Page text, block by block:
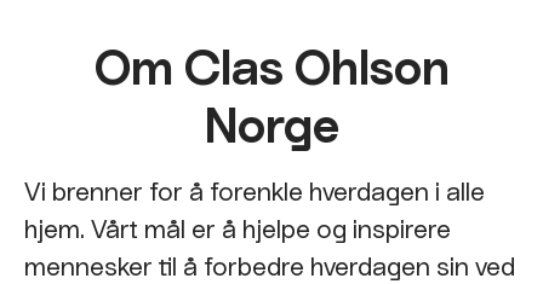
Om Clas Ohlson
Norge
Vi brenner for å forenkle hverdagen i alle
hjem. Vårt mål er å hjelpe og inspirere
mennesker til å forbedre hverdagen sin ved